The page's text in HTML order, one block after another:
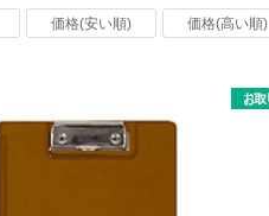
価格(安い順) 価格(高い順)